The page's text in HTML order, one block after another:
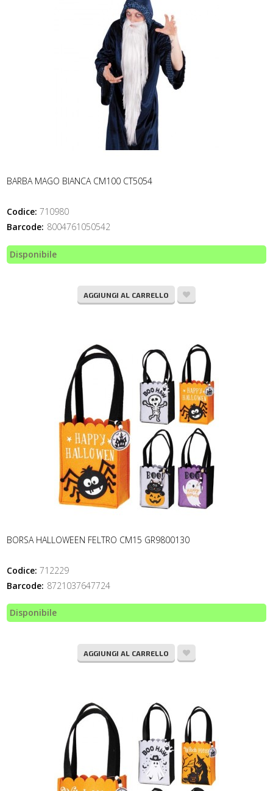
BARBA MAGO BIANCA CM100 CT5054
Codice: 710980
Barcode: 8004761050542
Disponibile
AGGIUNGI AL CARRELLO
BORSA HALLOWEEN FELTRO CM15 GR9800130
Codice: 712229
Barcode: 8721037647724
Disponibile
AGGIUNGI AL CARRELLO